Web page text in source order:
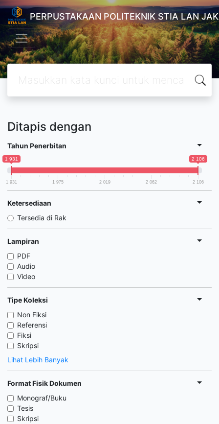
PERPUSTAKAAN POLITEKNIK STIA LAN
Ditapis dengan
Tahun Penerbitan
1 931 2 106
1 931 1 975 2 019 2 062 2 106
Ketersediaan
Tersedia di Rak
Lampiran
PDF
Audio
Video
Tipe Koleksi
Non Fiksi
Referensi
Fiksi
Skripsi
Lihat Lebih Banyak
Format Fisik Dokumen
Monograf/Buku
Tesis
Skripsi